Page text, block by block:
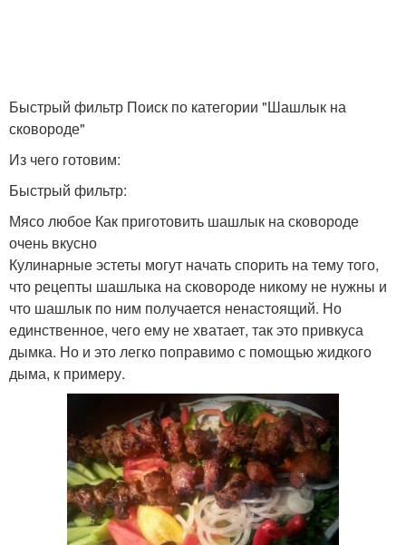
Быстрый фильтр Поиск по категории "Шашлык на
сковороде"
Из чего готовим:
Быстрый фильтр:
Мясо любое Как приготовить шашлык на сковороде
очень вкусно
Кулинарные эстеты могут начать спорить на тему того,
что рецепты шашлыка на сковороде никому не нужны и
что шашлык по ним получается ненастоящий. Но
единственное, чего ему не хватает, так это привкуса
дымка. Но и это легко поправимо с помощью жидкого
дыма, к примеру.